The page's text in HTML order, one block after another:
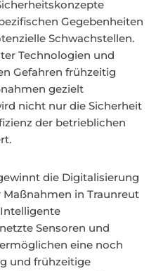
Gegebenheiten
Schwachstellen.
Technologien und
Gefahren frühzeitig
gezielt
nicht nur die Sicherheit
der betrieblichen
die Digitalisierung
in Traunreut
Sensoren und
eine noch
und frühzeitige